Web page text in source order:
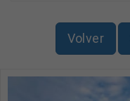
Volver